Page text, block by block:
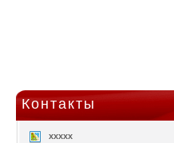
Контакты
xxxxx